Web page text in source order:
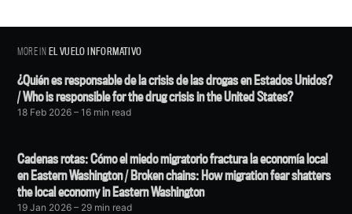
MORE INEL VUELO INFORMATIVO
¿Quién es responsable de la crisis de las drogas en Estados Unidos?
/ Who is responsible for the drug crisis in the United States?
18 Feb 2026 – 16 min read
Cadenas rotas: Cómo el miedo migratorio fractura la economía local
en Eastern Washington / Broken chains: How migration fear shatters
the local economy in Eastern Washington
19 Jan 2026 – 29 min read